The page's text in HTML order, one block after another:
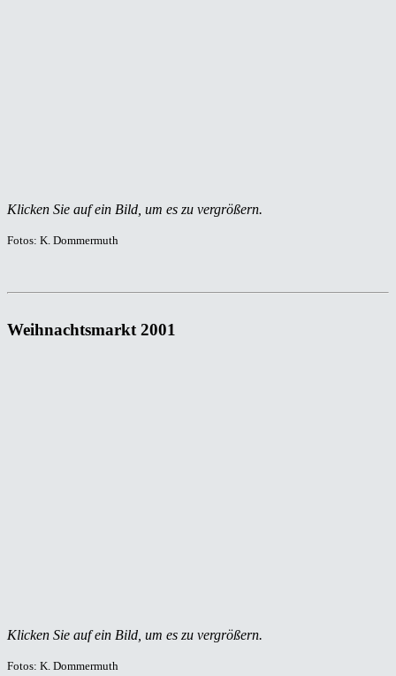
Klicken Sie auf ein Bild, um es zu vergrößern.
Fotos: K. Dommermuth
Weihnachtsmarkt 2001
Klicken Sie auf ein Bild, um es zu vergrößern.
Fotos: K. Dommermuth